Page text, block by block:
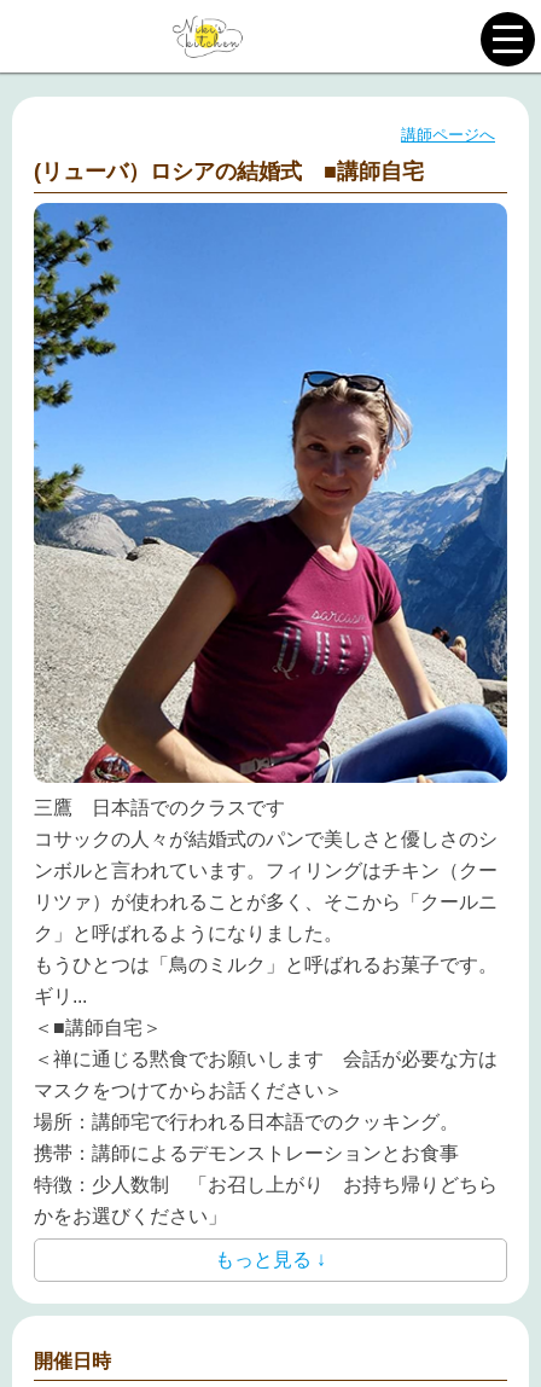
講師ページへ
(リューバ）ロシアの結婚式 ■講師自宅
三鷹 日本語でのクラスです
コサックの人々が結婚式のパンで美しさと優しさのシ
ンボルと言われています。フィリングはチキン（クー
リツァ）が使われることが多く、そこから「クールニ
ク」と呼ばれるようになりました。
もうひとつは「鳥のミルク」と呼ばれるお菓子です。
ギリ ...
＜■講師自宅＞
＜禅に通じる黙食でお願いします 会話が必要な方は
マスクをつけてからお話ください＞
場所：講師宅で行われる日本語でのクッキング。
携帯：講師によるデモンストレーションとお食事
特徴：少人数制 「お召し上がり お持ち帰りどちら
かをお選びください」
もっと見る ↓
開催日時